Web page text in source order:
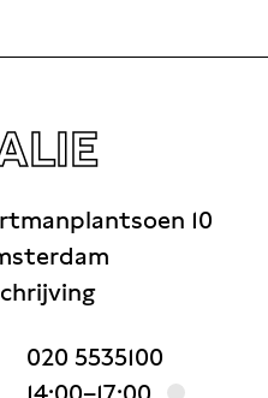
10
020 5535100